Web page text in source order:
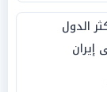
الدول
إيران